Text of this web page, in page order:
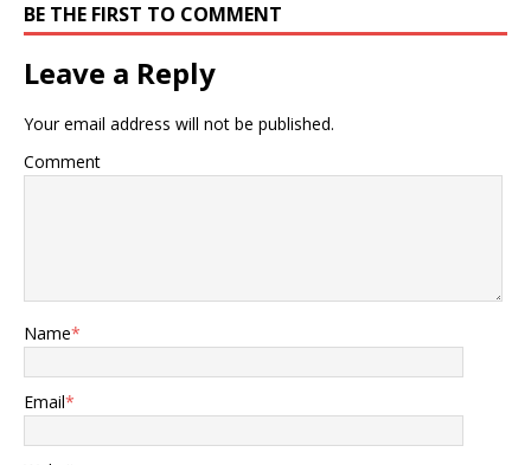
BE THE FIRST TO COMMENT
Leave a Reply
Your email address will not be published.
Comment
Name*
Email*